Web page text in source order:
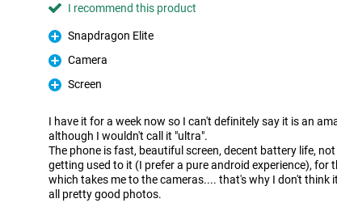
I recommend this product
Pro
Snapdragon Elite
Pro
Camera
Pro
Screen
I have it for a week now so I can't definitely say it is an
although I wouldn't call it "ultra".
The phone is fast, beautiful screen, decent battery life,
getting used to it (I prefer a pure android experience), for
which takes me to the cameras.... that's why I don't think
all pretty good photos.